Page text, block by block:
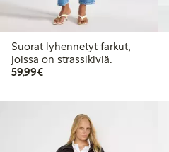
Suorat lyhennetyt farkut,
joissa on strassikiviä.
59,99€59,99 €